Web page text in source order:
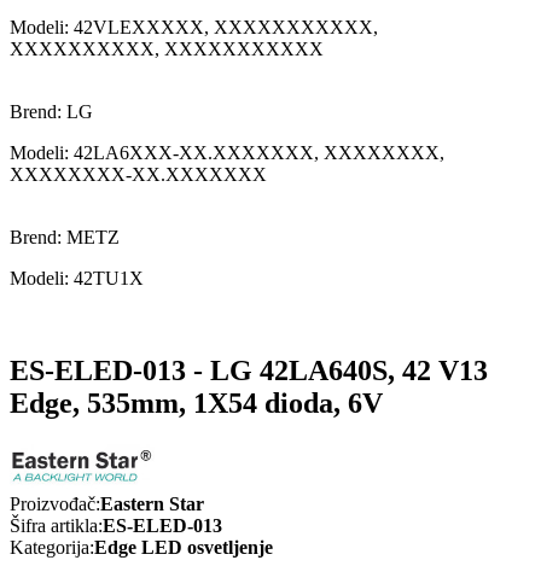
Modeli: 42VLEXXXXX, XXXXXXXXXXX,
XXXXXXXXXX, XXXXXXXXXXX
Brend: LG
Modeli: 42LA6XXX-XX.XXXXXXX, XXXXXXXX,
XXXXXXXX-XX.XXXXXXX
Brend: METZ
Modeli: 42TU1 X
ES-ELED-013 - LG 42LA640S, 42 V13
Edge, 535mm, 1X54 dioda, 6V
Proizvođač:Eastern Star
Šifra artikla:ES-ELED-013
Kategorija:Edge LED osvetljenje